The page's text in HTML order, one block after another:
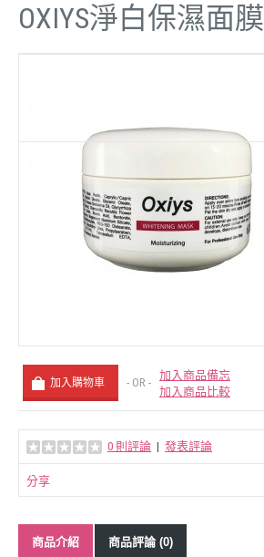
OXIYS淨白保濕面膜
- OR -
加入商品備忘
加入商品比較
0 則評論 | 發表評論
分享
商品介紹 商品評論 (0)